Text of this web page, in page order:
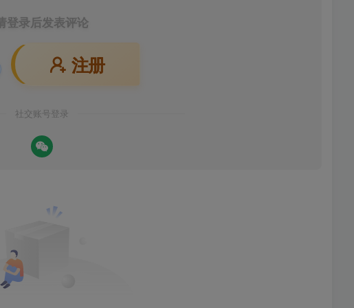
登录后发表评论
注册
社交账号登录